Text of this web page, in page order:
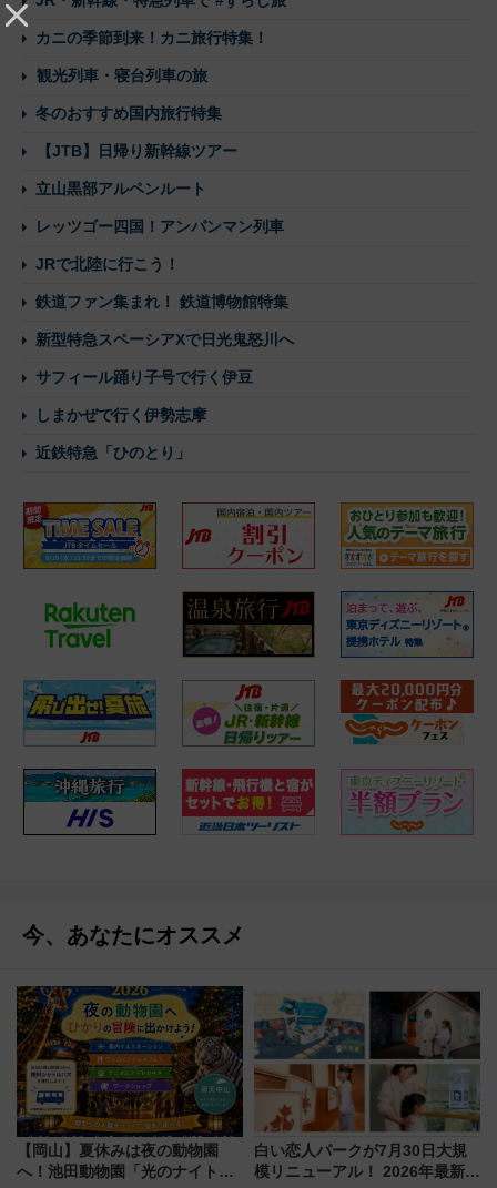
カニの季節到来！カニ旅行特集！
観光列車・寝台列車の旅
冬のおすすめ国内旅行特集
【JTB】日帰り新幹線ツアー
立山黒部アルペンルート
レッツゴー四国！アンパンマン列車
JRで北陸に行こう！
鉄道ファン集まれ！ 鉄道博物館特集
新型特急スペーシアXで日光鬼怒川へ
サフィール踊り子号で行く伊豆
しまかぜで行く伊勢志摩
近鉄特急「ひのとり」
今、あなたにオススメ
【岡山】夏休みは夜の動物園
へ！池田動物園「光のナイトズ
白い恋人パークが7月30日大規
模リニューアル！ 2026年最新の